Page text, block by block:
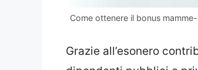
Come ottenere il bonus
Grazie all’esonero